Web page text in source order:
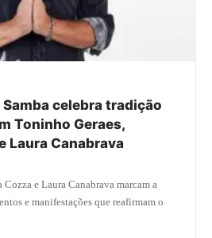
Samba celebra tradição
Toninho Geraes,
Laura Canabrava
Cozza e Laura Canabrava marcam a
e manifestações que reafirmam o